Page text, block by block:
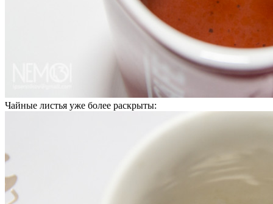
Чайные листья уже более раскрыты: